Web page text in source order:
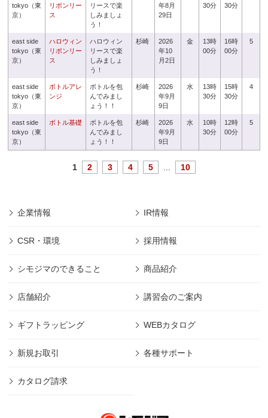
tokyo（東
京）
リボンリー
ス
リースで楽
しみましょ
う！
年8月
29日
30分
30分
east side
tokyo（東
京）
ハロウィン
リボンリー
ス
ハロウィン
リースで楽
しみましょ
う！
杉崎
2026
年10
月2日
金
13時
00分
16時
00分
5
east side
tokyo（東
京）
ボトルアレ
ンジ
ボトルを包
んでみまし
ょう！！
杉崎
2026
年9月
9日
水
13時
30分
15時
30分
4
east side
tokyo（東
京）
ボトル基礎
ボトルを包
んでみまし
ょう！！
杉崎
2026
年9月
9日
水
10時
30分
12時
00分
5
1 2 3 4 5 10
企業情報 IR情報
CSR・環境 採用情報
シモジマのできること 商品紹介
店舗紹介 講習会のご案内
ギフトラッピング WEBカタログ
新規お取引 各種サポート
カタログ請求